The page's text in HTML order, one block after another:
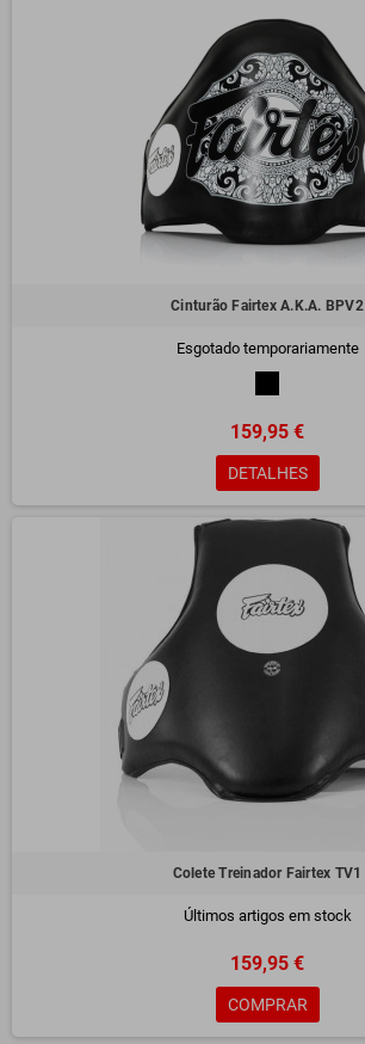
Cinturão Fairtex A.K.A. BPV2
Esgotado temporariamente
159,95 €
DETALHES
Colete Treinador Fairtex TV1
Últimos artigos em stock
159,95 €
COMPRAR